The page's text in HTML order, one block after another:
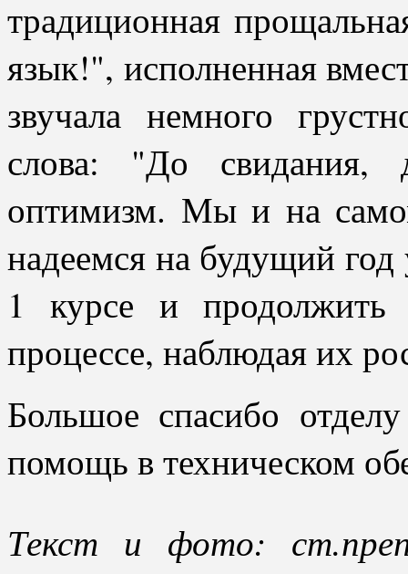
традиционная
язык!", исполненная
звучала немного
слова: "До свидания,
оптимизм. Мы и на
надеемся на будущий
1 курсе и
процессе, наблюдая их
Большое спасибо
помощь в техническом
Текст и фото: